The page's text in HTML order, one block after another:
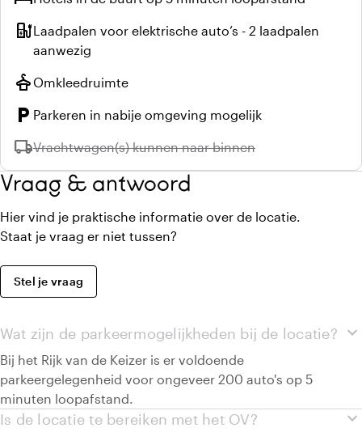
ev_stationLaadpalen voor elektrische auto’s - 2 laadpalen
aanwezig
styler Omkleedruimte
local_parking Parkeren in nabije omgeving mogelijk
local_shippingNiet beschikbaar:
Vrachtwagen(s) kunnen naar binnen
Vraag & antwoord
Hier vind je praktische informatie over de locatie.
Staat je vraag er niet tussen?
Stel je vraag
expand_more
Wat zijn de parkeermogelijkheden bij de locatie?
Bij het Rijk van de Keizer is er voldoende
parkeergelegenheid voor ongeveer 200 auto's op 5
minuten loopafstand.
expand_more
Is de locatie te bereiken met het OV?